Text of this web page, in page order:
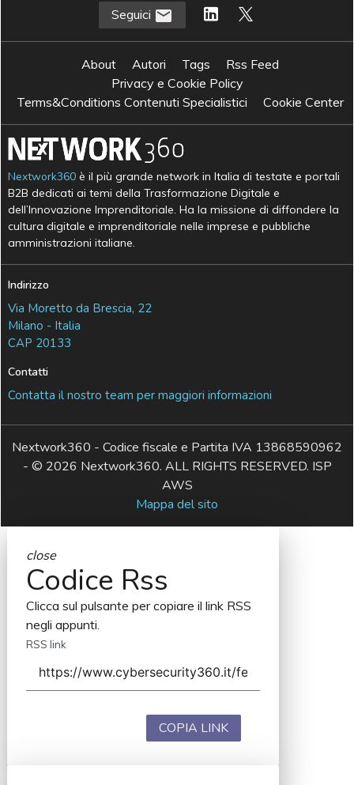
Seguici
About Autori Tags
Rss Feed
Privacy e Cookie Policy
Terms&Conditions Contenuti Specialistici
Cookie Center
Nextwork360 è il più grande network in Italia di testate e portali
B2B dedicati ai temi della Trasformazione Digitale e
dell’Innovazione Imprenditoriale. Ha la missione di diffondere la
cultura digitale e imprenditoriale nelle imprese e pubbliche
amministrazioni italiane.
Indirizzo
Via Moretto da Brescia, 22
Milano - Italia
CAP 20133
Contatti
Contatta il nostro team per maggiori informazioni
Nextwork360 - Codice fiscale e Partita IVA 13868590962
- © 2026 Nextwork360. ALL RIGHTS RESERVED. ISP
AWS
Mappa del sito
close
Codice Rss
Clicca sul pulsante per copiare il link RSS
negli appunti.
RSS link
COPIA LINK